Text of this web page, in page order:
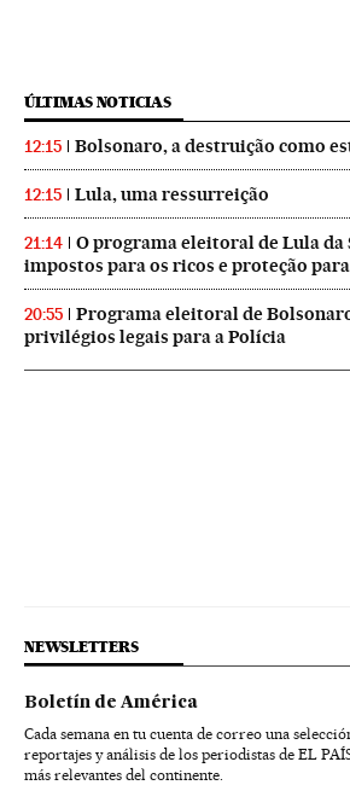
ÚLTIMAS NOTICIAS
12:15 Bolsonaro, a destruição como
12:15 Lula, uma ressurreição
21:14
O programa eleitoral de Lula da
impostos para os ricos e proteção
20:55
Programa eleitoral de
privilégios legais para a Polícia
NEWSLETTERS
Boletín de América
Cada semana en tu cuenta de correo una
reportajes y análisis de los periodistas de EL
más relevantes del continente.